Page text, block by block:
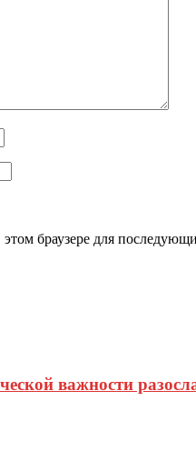
браузере для
важности